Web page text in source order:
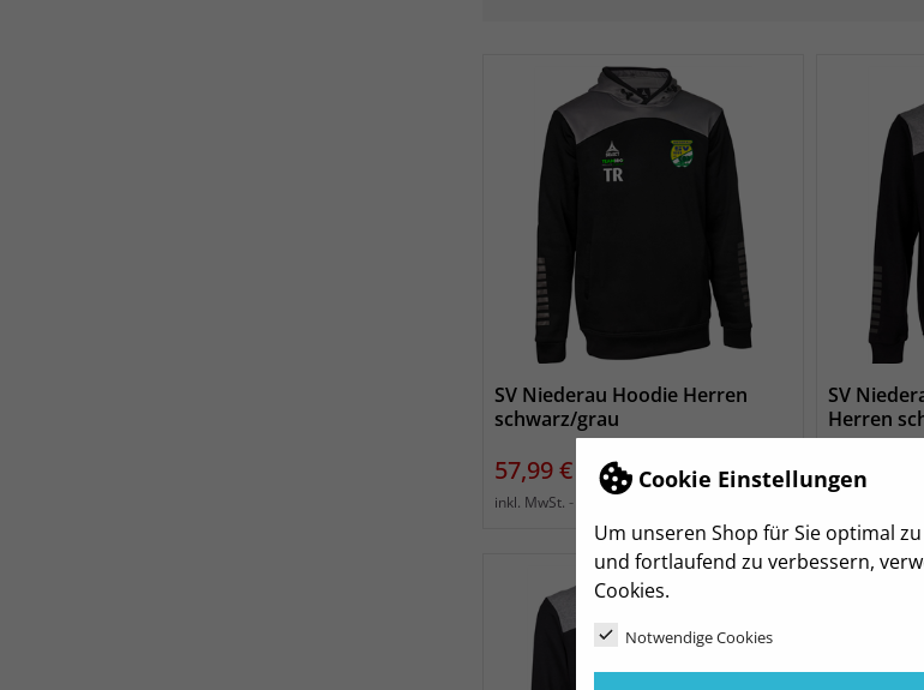
Cookie Einstellungen
Um unseren Shop für Sie optimal
und fortlaufend zu verbessern,
Cookies.
Notwendige Cookies
SV Niederau Hoodie Herren
schwarz/grau
Preis
57,99 €
inkl. MwSt.
SV
Herren
Preis
57,99 €